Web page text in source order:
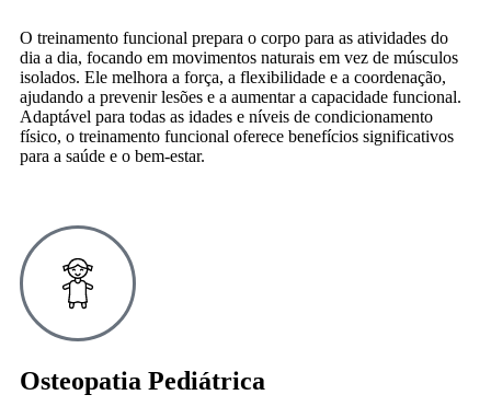
O treinamento funcional prepara o corpo para as atividades do
dia a dia, focando em movimentos naturais em vez de músculos
isolados. Ele melhora a força, a flexibilidade e a coordenação,
ajudando a prevenir lesões e a aumentar a capacidade funcional.
Adaptável para todas as idades e níveis de condicionamento
físico, o treinamento funcional oferece benefícios significativos
para a saúde e o bem-estar.
Osteopatia Pediátrica